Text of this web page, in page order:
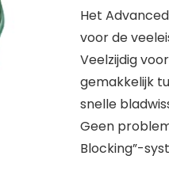
Het
voor de
Veelzijdig
gemakkelijk
snelle
Geen
Blocking”-